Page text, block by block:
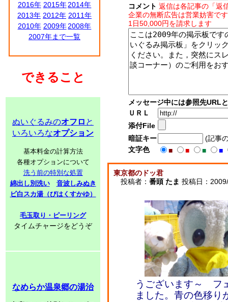
2016年 2015年 2014年
2013年 2012年 2011年
2010年 2009年 2008年
2007年まで一覧
できること
ぬいぐるみのオフロ と
いろいろなオプション
基本料金の計算方法
各種オプションについて
洗う前の特別な処置
綿出し別洗い
音波しみぬき
ビ白スカ湯（びはくすかゆ）
毛玉取り・ピーリング
タイムチャージをどうぞ
なめらか温泉郷の湯治
コメント 返信は各記事の「返
企業の無断広告は営業妨害で
1日50,000円を請求します
メッセージ中には参照先URL
ＵＲＬ
添付File
暗証キー
(記事
文字色
■ ■ ■ ■
東京都のドッ君
投稿者： 番頭 たま 投稿日：
うございます～ フ
ました。青の色移り